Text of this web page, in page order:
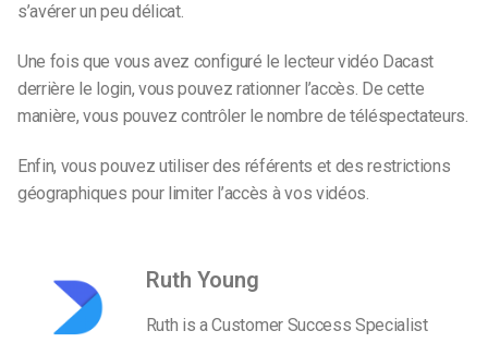
s’avérer un peu délicat.
Une fois que vous avez configuré le lecteur vidéo Dacast
derrière le login, vous pouvez rationner l’accès. De cette
manière, vous pouvez contrôler le nombre de téléspectateurs.
Enfin, vous pouvez utiliser des référents et des restrictions
géographiques pour limiter l’accès à vos vidéos.
Ruth Young
Ruth is a Customer Success Specialist